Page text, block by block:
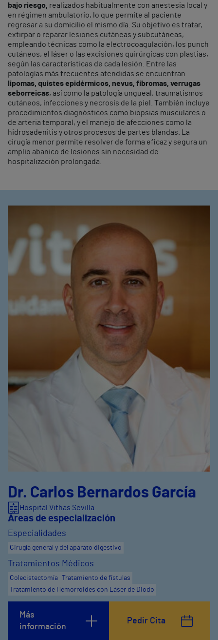
bajo riesgo, realizados habitualmente con anestesia local y
en régimen ambulatorio, lo que permite al paciente
regresar a su domicilio el mismo día. Su objetivo es tratar,
extirpar o reparar lesiones cutáneas y subcutáneas,
empleando técnicas como la electrocoagulación, los punch
cutáneos, el láser o las excisiones quirúrgicas con plastias,
según las características de cada lesión. Entre las
patologías más frecuentes atendidas se encuentran
lipomas, quistes epidérmicos, nevus, fibromas, verrugas
seborreicas, así como la patología ungueal, traumatismos
cutáneos, infecciones y necrosis de la piel. También incluye
procedimientos diagnósticos como biopsias musculares o
de arteria temporal, y el manejo de afecciones como la
hidrosadenitis y otros procesos de partes blandas. La
cirugía menor permite resolver de forma eficaz y segura un
amplio abanico de lesiones sin necesidad de
hospitalización prolongada.
Dr. Carlos Bernardos García
Hospital Vithas Sevilla
Áreas de especialización
Especialidades
Cirugía general y del aparato digestivo
Tratamientos Médicos
Colecistectomía
Tratamiento de fístulas
Tratamiento de Hemorroides con Láser de Diodo
Más
información
Pedir Cita